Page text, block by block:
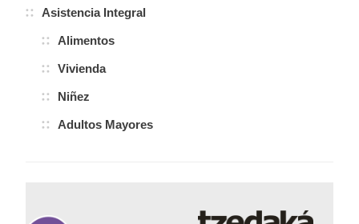
Asistencia Integral
Alimentos
Vivienda
Niñez
Adultos Mayores